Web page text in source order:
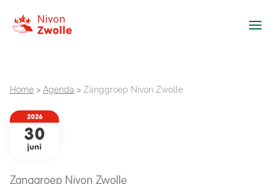
Home > Agenda > Zanggroep Nivon Zwolle
2026
30
juni
Zanggroep Nivon Zwolle